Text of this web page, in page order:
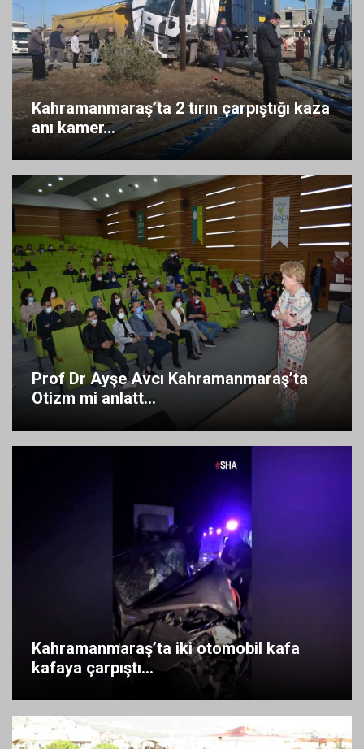
Kahramanmaraş’ta 2 tırın çarpıştığı kaza
anı kamer...
Prof Dr Ayşe Avcı Kahramanmaraş’ta
Otizm mi anlatt...
Kahramanmaraş’ta iki otomobil kafa
kafaya çarpıştı...